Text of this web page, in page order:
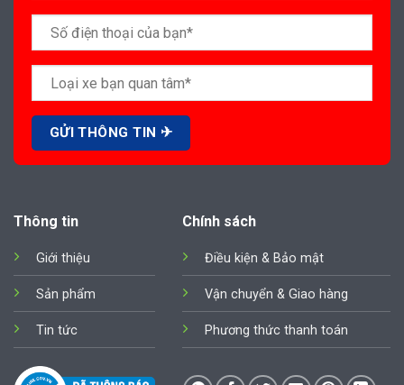
Thông tin
Giới thiệu
Sản phẩm
Tin tức
Chính sách
Điều kiện & Bảo mật
Vận chuyển & Giao hàng
Phương thức thanh toán